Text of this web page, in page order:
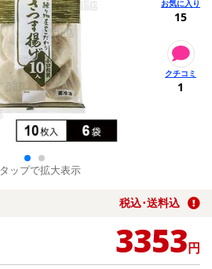
タップで拡大表示
15
1
税込･送料込
3353円